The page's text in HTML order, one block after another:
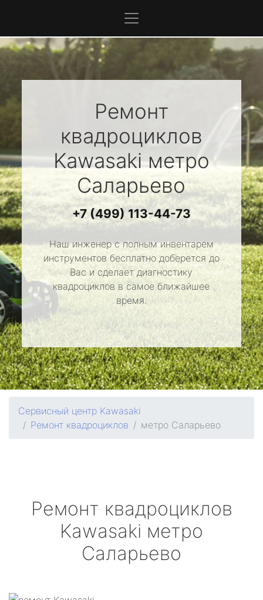
Ремонт
квадроциклов
Kawasakiметро
Саларьево
+7 (499) 113-44-73
Наш инженер с полным инвентарем
инструментов бесплатно доберется до
Вас и сделает диагностику
квадроциклов в самое ближайшее
время.
Сервисный центр Kawasaki
Ремонт квадроциклов
метро Саларьево
Ремонт квадроциклов
Kawasaki метро
Саларьево